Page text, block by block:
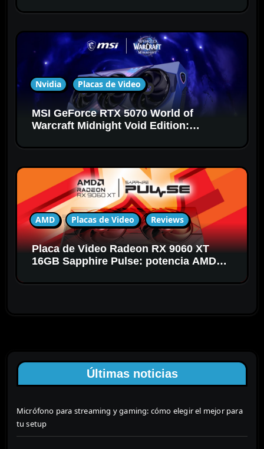
s
Nvidia Placas de Video
MSI GeForce RTX 5070 World of
Warcraft Midnight Void Edition:
Vacío
AMD Placas de Video Reviews
Placa de Video Radeon RX 9060 XT
16GB Sapphire Pulse: potencia AMD
Últimas noticias
Micrófono para streaming y gaming: cómo elegir el mejor para
tu setup